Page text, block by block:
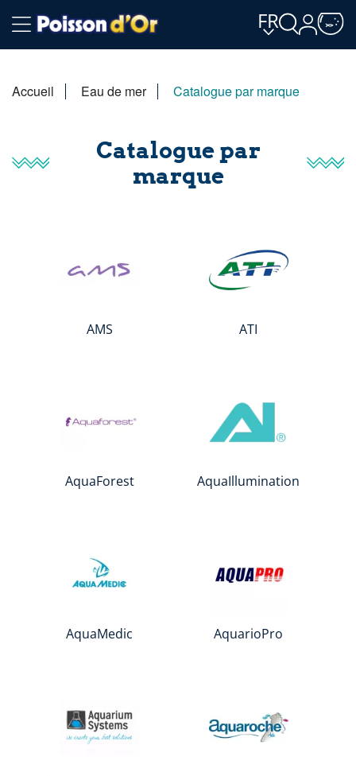
FR
Accueil Eau de mer Catalogue par marque
Catalogue par
marque
AMS ATI
AquaForest AquaIllumination
AquaMedic AquarioPro